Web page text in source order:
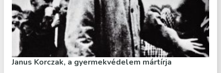
Janus Korczak, a gyermekvédelem mártírja